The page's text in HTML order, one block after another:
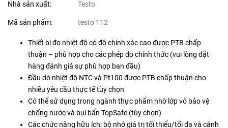
Nhà sản xuất: Testo
Mã sản phẩm: testo 112
Thiết bị đo nhiệt độ có độ chính xác cao được PTB chấp
thuận – phù hợp cho các phép đo chính thức (vui lòng đặt
hàng đánh giá sự phù hợp ban đầu)
Đầu dò nhiệt độ NTC và Pt100 được PTB chấp thuận cho
nhiều yêu cầu thực tế tùy chọn
Có thể sử dụng trong ngành thực phẩm nhờ lớp vỏ bảo vệ
chống nước và bụi bẩn TopSafe (tùy chọn)
Các chức năng hữu ích: bộ nhớ giá trị tối thiểu/tối đa và cảnh